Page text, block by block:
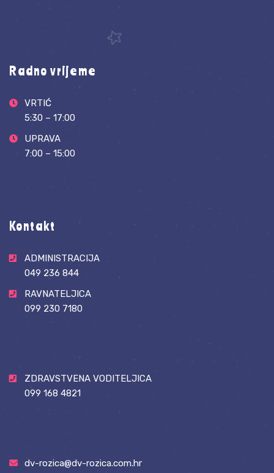
Radno vrijeme
VRTIĆ
5:30 – 17:00
UPRAVA
7:00 – 15:00
Kontakt
ADMINISTRACIJA
049 236 844
RAVNATELJICA
099 230 7180
ZDRAVSTVENA VODITELJICA
099 168 4821
dv-rozica@dv-rozica.com.hr